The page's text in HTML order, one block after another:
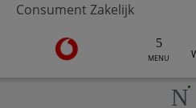
Consument Zakelijk
Ga naar de Vodafone
MENU